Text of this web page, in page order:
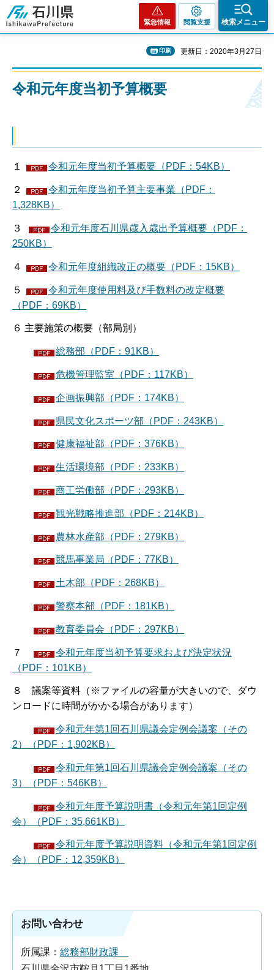
石川県
緊急情報 閲覧支援 検索メニュー
印刷 更新日：2020年3月27日
令和元年度当初予算概要
１ 令和元年度当初予算概要（PDF：54KB）
２
令和元年度当初予算主要事業（PDF：
1,328KB）
３
令和元年度石川県歳入歳出予算概要（PDF：
250KB）
４ 令和元年度組織改正の概要（PDF：15KB）
５
令和元年度使用料及び手数料の改定概要
（PDF：69KB）
６ 主要施策の概要（部局別）
総務部（PDF：91KB）
危機管理監室（PDF：117KB）
企画振興部（PDF：174KB）
県民文化スポーツ部（PDF：243KB）
健康福祉部（PDF：376KB）
生活環境部（PDF：233KB）
商工労働部（PDF：293KB）
観光戦略推進部（PDF：214KB）
農林水産部（PDF：279KB）
競馬事業局（PDF：77KB）
土木部（PDF：268KB）
警察本部（PDF：181KB）
教育委員会（PDF：297KB）
７
令和元年度当初予算要求および決定状況
（PDF：101KB）
８ 議案等資料（※ファイルの容量が大きいので、ダウ
ンロードに時間がかかる場合があります）
令和元年第1回石川県議会定例会議案（その
2）（PDF：1,902KB）
令和元年第1回石川県議会定例会議案（その
3）（PDF：546KB）
令和元年度予算説明書（令和元年第1回定例
会）（PDF：35,661KB）
令和元年度予算説明資料（令和元年第1回定例
会）（PDF：12,359KB）
お問い合わせ
所属課： 総務部財政課